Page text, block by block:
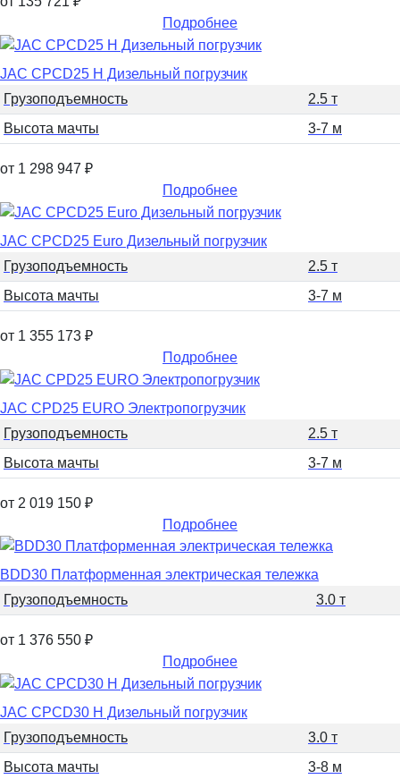
Подробнее
JAC CPCD25 H Дизельный погрузчик
Грузоподъемность
2.5 т
Высота мачты
3-7 м
от 1 298 947 ₽
Подробнее
JAC CPCD25 Euro Дизельный погрузчик
Грузоподъемность
2.5 т
Высота мачты
3-7 м
от 1 355 173 ₽
Подробнее
JAC CPD25 EURO Электропогрузчик
Грузоподъемность
2.5 т
Высота мачты
3-7 м
от 2 019 150 ₽
Подробнее
BDD30 Платформенная электрическая тележка
Грузоподъемность
3.0 т
от 1 376 550 ₽
Подробнее
JAC CPCD30 H Дизельный погрузчик
Грузоподъемность
3.0 т
Высота мачты
3-8 м